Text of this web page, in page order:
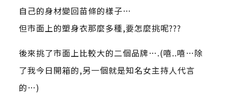
自己的身材變回苗條的樣子…
但市面上的塑身衣那麼多種,要怎麼挑呢???
後來挑了市面上比較大的二個品牌….(嘻..嘻…除
了我今日開箱的,另一個就是知名女主持人代言
的…)